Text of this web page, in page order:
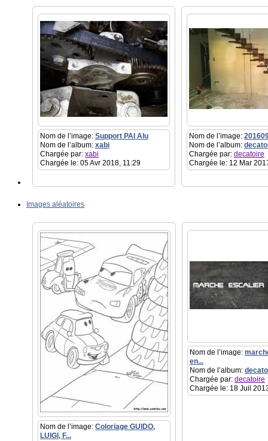
Nom de l’image: Support PAI Alu
Nom de l’album: xabi
Chargée par: xabi
Chargée le: 05 Avr 2018, 11:29
Nom de l’image:
Nom de l’album:
Chargée par: decatoire
Chargée le: 12 Mar
Images aléatoires
Nom de l’image: Coloriage GUIDO,
LUIGI, F...
Nom de l’image:
en...
Nom de l’album:
Chargée par: decatoire
Chargée le: 18 Juil